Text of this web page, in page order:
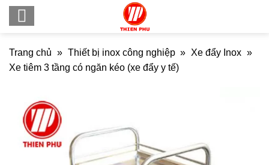
Skip
Trang chủ » Thiết bị inox công nghiệp » Xe đẩy Inox »
Xe tiêm 3 tầng có ngăn kéo (xe đẩy y tế)